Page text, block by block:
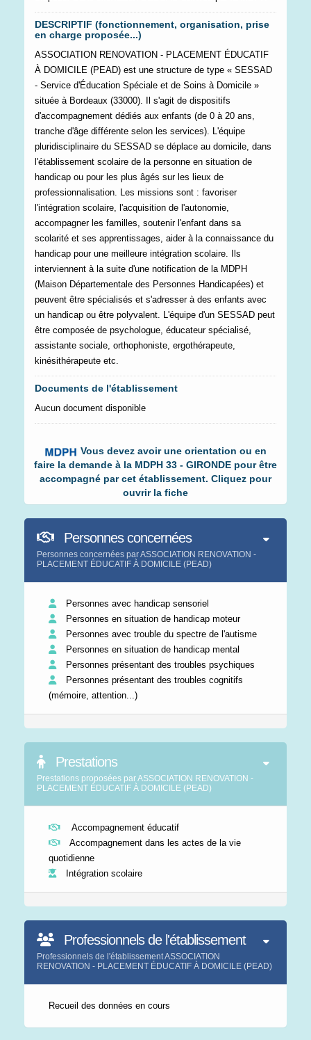
DESCRIPTIF (fonctionnement, organisation, prise
en charge proposée...)
ASSOCIATION RENOVATION - PLACEMENT ÉDUCATIF
À DOMICILE (PEAD) est une structure de type « SESSAD
- Service d'Éducation Spéciale et de Soins à Domicile »
située à Bordeaux (33000). Il s'agit de dispositifs
d'accompagnement dédiés aux enfants (de 0 à 20 ans,
tranche d'âge différente selon les services). L'équipe
pluridisciplinaire du SESSAD se déplace au domicile, dans
l'établissement scolaire de la personne en situation de
handicap ou pour les plus âgés sur les lieux de
professionnalisation. Les missions sont : favoriser
l'intégration scolaire, l'acquisition de l'autonomie,
accompagner les familles, soutenir l'enfant dans sa
scolarité et ses apprentissages, aider à la connaissance du
handicap pour une meilleure intégration scolaire. Ils
interviennent à la suite d'une notification de la MDPH
(Maison Départementale des Personnes Handicapées) et
peuvent être spécialisés et s'adresser à des enfants avec
un handicap ou être polyvalent. L'équipe d'un SESSAD peut
être composée de psychologue, éducateur spécialisé,
assistante sociale, orthophoniste, ergothérapeute,
kinésithérapeute etc.
Documents de l'établissement
Aucun document disponible
Vous devez avoir une orientation ou en
faire la demande à la MDPH 33 - GIRONDE pour être
accompagné par cet établissement. Cliquez pour
ouvrir la fiche
Personnes concernées
Personnes concernées par ASSOCIATION RENOVATION -
PLACEMENT ÉDUCATIF À DOMICILE (PEAD)
Personnes avec handicap sensoriel
Personnes en situation de handicap moteur
Personnes avec trouble du spectre de l'autisme
Personnes en situation de handicap mental
Personnes présentant des troubles psychiques
Personnes présentant des troubles cognitifs
(mémoire, attention...)
Prestations
Prestations proposées par ASSOCIATION RENOVATION -
PLACEMENT ÉDUCATIF À DOMICILE (PEAD)
Accompagnement éducatif
Accompagnement dans les actes de la vie
quotidienne
Intégration scolaire
Professionnels de l'établissement
Professionnels de l'établissement ASSOCIATION
RENOVATION - PLACEMENT ÉDUCATIF À DOMICILE (PEAD)
Recueil des données en cours